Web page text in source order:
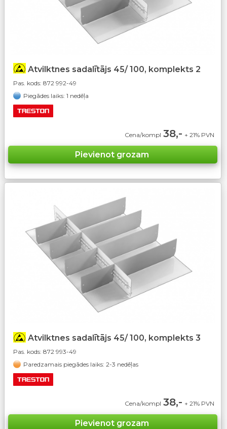
Atvilktnes sadalītājs 45/ 100, komplekts 2
Pas. kods: 872 992-49
Piegādes laiks: 1 nedēļa
Cena/kompl 38,- + 21% PVN
Atvilktnes sadalītājs 45/ 100, komplekts 3
Pas. kods: 872 993-49
Paredzamais piegādes laiks: 2-3 nedēļas
Cena/kompl 38,- + 21% PVN